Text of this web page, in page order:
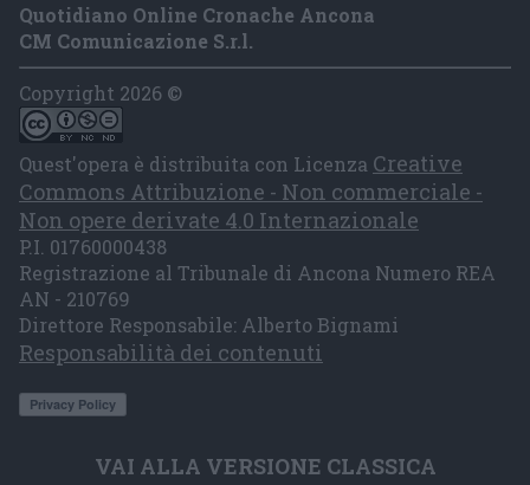
Quotidiano Online Cronache Ancona
CM Comunicazione S.r.l.
Copyright 2026 ©
Quest'opera è distribuita con Licenza Creative
Commons Attribuzione - Non commerciale -
Non opere derivate 4.0 Internazionale
P.I. 01760000438
Registrazione al Tribunale di Ancona Numero REA
AN - 210769
Direttore Responsabile: Alberto Bignami
Responsabilità dei contenuti
VAI ALLA VERSIONE CLASSICA